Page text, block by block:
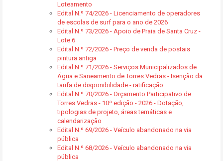
Loteamento
Edital N.º 74/2026 - Licenciamento de operadores
de escolas de surf para o ano de 2026
Edital N.º 73/2026 - Apoio de Praia de Santa Cruz -
Lote 6
Edital N.º 72/2026 - Preço de venda de postais
pintura antiga
Edital N.º 71/2026 - Serviços Municipalizados de
Água e Saneamento de Torres Vedras - Isenção da
tarifa de disponibilidade - ratificação
Edital N.º 70/2026 - Orçamento Participativo de
Torres Vedras - 10ª edição - 2026 - Dotação,
tipologias de projeto, áreas temáticas e
calendarização
Edital N.º 69/2026 - Veículo abandonado na via
pública
Edital N.º 68/2026 - Veículo abandonado na via
pública